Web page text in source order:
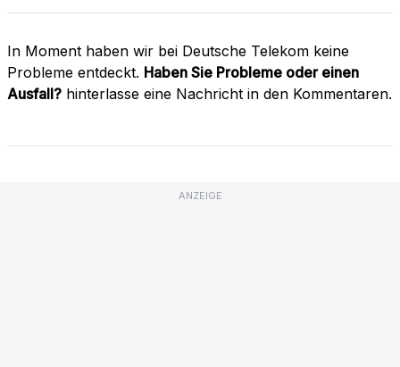
In Moment haben wir bei Deutsche Telekom keine
Probleme entdeckt. Haben Sie Probleme oder einen
Ausfall? hinterlasse eine Nachricht in den Kommentaren.
ANZEIGE